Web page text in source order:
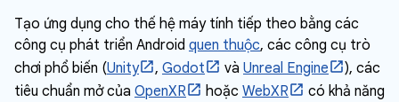
Tạo ứng dụng cho thế hệ máy tính tiếp theo bằng các
công cụ phát triển Android quen thuộc, các công cụ trò
chơi phổ biến (Unity , Godot và Unreal Engine
), các
tiêu chuẩn mở của OpenXR hoặc WebXR
có khả năng